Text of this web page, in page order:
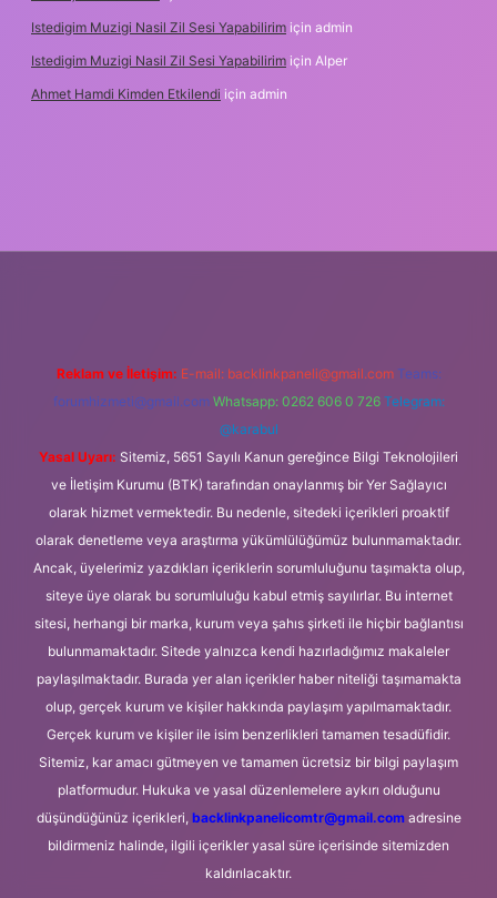
Istedigim Muzigi Nasil Zil Sesi Yapabilirim için admin
Istedigim Muzigi Nasil Zil Sesi Yapabilirim için Alper
Ahmet Hamdi Kimden Etkilendi için admin
Reklam ve İletişim: E-mail: backlinkpaneli@gmail.com Teams:
forumhizmeti@gmail.com Whatsapp: 0262 606 0 726 Telegram:
@karabul
Yasal Uyarı: Sitemiz, 5651 Sayılı Kanun gereğince Bilgi Teknolojileri
ve İletişim Kurumu (BTK) tarafından onaylanmış bir Yer Sağlayıcı
olarak hizmet vermektedir. Bu nedenle, sitedeki içerikleri proaktif
olarak denetleme veya araştırma yükümlülüğümüz bulunmamaktadır.
Ancak, üyelerimiz yazdıkları içeriklerin sorumluluğunu taşımakta olup,
siteye üye olarak bu sorumluluğu kabul etmiş sayılırlar. Bu internet
sitesi, herhangi bir marka, kurum veya şahıs şirketi ile hiçbir bağlantısı
bulunmamaktadır. Sitede yalnızca kendi hazırladığımız makaleler
paylaşılmaktadır. Burada yer alan içerikler haber niteliği taşımamakta
olup, gerçek kurum ve kişiler hakkında paylaşım yapılmamaktadır.
Gerçek kurum ve kişiler ile isim benzerlikleri tamamen tesadüfidir.
Sitemiz, kar amacı gütmeyen ve tamamen ücretsiz bir bilgi paylaşım
platformudur. Hukuka ve yasal düzenlemelere aykırı olduğunu
düşündüğünüz içerikleri, backlinkpanelicomtr@gmail.comadresine
bildirmeniz halinde, ilgili içerikler yasal süre içerisinde sitemizden
kaldırılacaktır.